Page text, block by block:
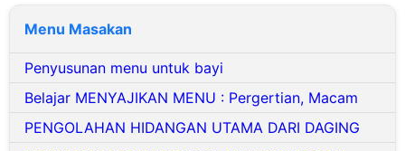
Menu Masakan
Penyusunan menu untuk bayi
Belajar MENYAJIKAN MENU : Pergertian, Macam
PENGOLAHAN HIDANGAN UTAMA DARI DAGING